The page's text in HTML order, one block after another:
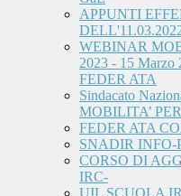
APPUNTI
WEBINAR
2023 - 15
FEDER ATA
Sindacato
MOBILITA’
FEDER ATA
SNADIR INFO-
CORSO DI
IRC-